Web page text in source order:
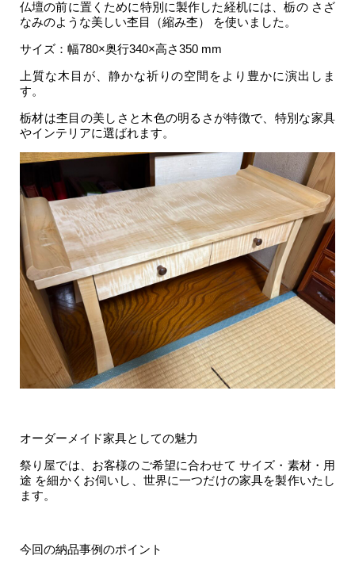
仏壇の前に置くために特別に製作した経机には、栃の さざ
なみのような美しい杢目（縮み杢） を使いました。
サイズ：幅780×奥行340×高さ350 mm
上質な木目が、静かな祈りの空間をより豊かに演出しま
す。
栃材は杢目の美しさと木色の明るさが特徴で、特別な家具
やインテリアに選ばれます。
オーダーメイド家具としての魅力
祭り屋では、お客様のご希望に合わせて サイズ・素材・用
途 を細かくお伺いし、世界に一つだけの家具を製作いたし
ます。
今回の納品事例のポイント